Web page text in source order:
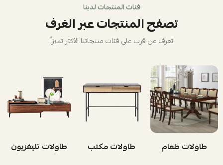
فئات المنتجات لدينا
تصفح المنتجات عبر الغرف
تعرف عن قرب على فئات منتجاتنا الأكثر تميزاً
طاولات طعام طاولات مكتب طاولات تليفزيون